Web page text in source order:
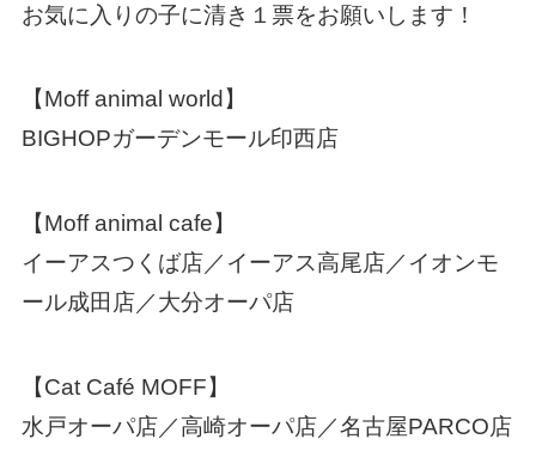
お気に入りの子に清き１票をお願いします！
【Moff animal world】
BIGHOPガーデンモール印西店
【Moff animal cafe】
イーアスつくば店／イーアス高尾店／イオンモ
ール成田店／大分オーパ店
【Cat Café MOFF】
水戸オーパ店／高崎オーパ店／名古屋PARCO店